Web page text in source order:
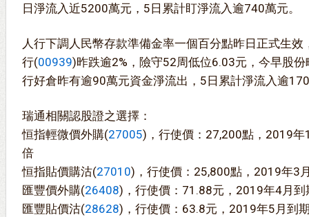
日淨流入近5200萬元，5日累計盯淨流入逾740萬元。
人行下調人民幣存款準備金率一個百分點昨日正式生
行(00939)昨跌逾2%，險守52周低位6.03元，今早股
行好倉昨有逾90萬元資金淨流出，5日累計淨流入逾
瑞通相關認股證之選擇：
恒指輕微價外購(27005)，行使價：27,200點，2019
倍
恒指貼價購沽(27010)，行使價：25,800點，2019年3
匯豐價外購(26408)，行使價：71.88元，2019年4月
匯豐貼價沽(28628)，行使價：63.8元，2019年5月到